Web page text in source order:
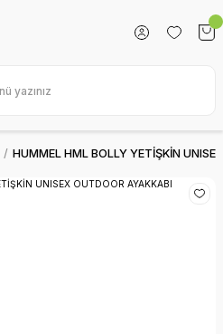
HUMMEL HML BOLLY YETİŞKİN